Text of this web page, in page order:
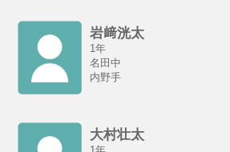
岩﨑洸太
1年
名田中
内野手
大村壮太